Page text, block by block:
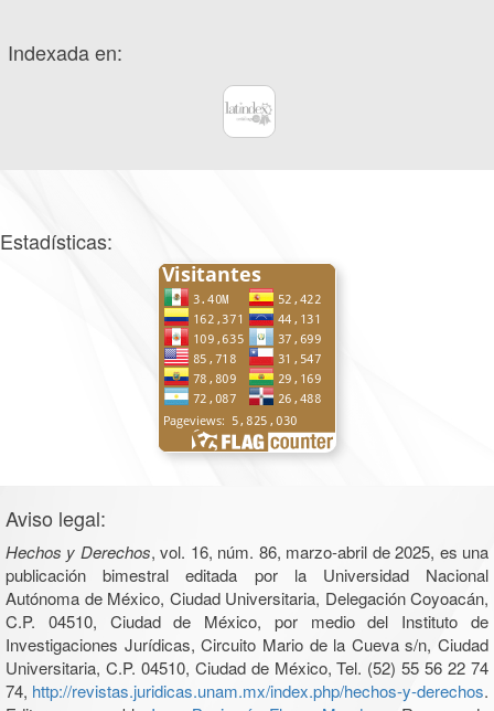
Indexada en:
Estadísticas:
Aviso legal:
Hechos y Derechos, vol. 16, núm. 86, marzo-abril de 2025, es una
publicación bimestral editada por la Universidad Nacional
Autónoma de México, Ciudad Universitaria, Delegación Coyoacán,
C.P. 04510, Ciudad de México, por medio del Instituto de
Investigaciones Jurídicas, Circuito Mario de la Cueva s/n, Ciudad
Universitaria, C.P. 04510, Ciudad de México, Tel. (52) 55 56 22 74
74, http://revistas.juridicas.unam.mx/index.php/hechos-y-derechos.